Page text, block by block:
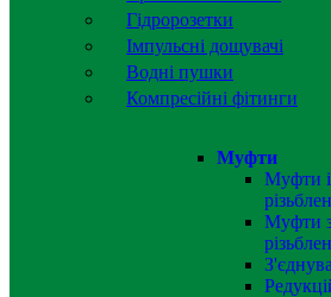
Гідророзетки
Імпульсні дощувачі
Водні пушки
Компресійні фітинги
Муфти
Муфти
Муфти